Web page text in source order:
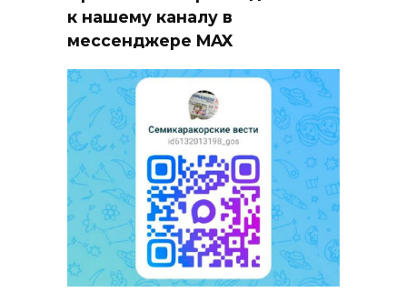
к нашему каналу в
мессенджере MAX